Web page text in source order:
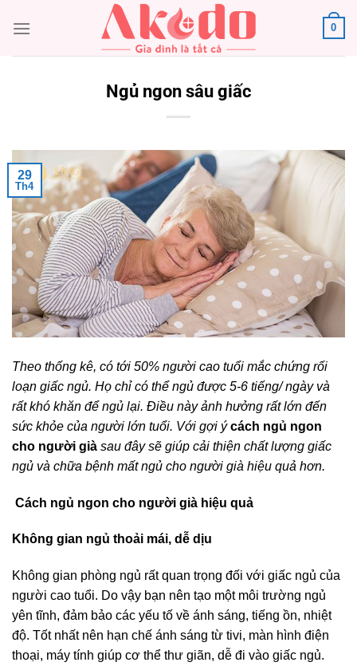
đến
0
Ngủ ngon sâu giấc
29
Th4
Theo thống kê, có tới 50% người cao tuổi mắc chứng rối
loạn giấc ngủ. Họ chỉ có thể ngủ được 5-6 tiếng/ ngày và
rất khó khăn để ngủ lại. Điều này ảnh hưởng rất lớn đến
sức khỏe của người lớn tuổi. Với gợi ýcách ngủ ngon
cho người già sau đây sẽ giúp cải thiện chất lượng giấc
ngủ và chữa bệnh mất ngủ cho người già hiệu quả hơn.
Cách ngủ ngon cho người già hiệu quả
Không gian ngủ thoải mái, dễ dịu
Không gian phòng ngủ rất quan trọng đối với giấc ngủ của
người cao tuổi. Do vậy bạn nên tạo một môi trường ngủ
yên tĩnh, đảm bảo các yếu tố về ánh sáng, tiếng ồn, nhiệt
độ. Tốt nhất nên hạn chế ánh sáng từ tivi, màn hình điện
thoại, máy tính giúp cơ thể thư giãn, dễ đi vào giấc ngủ.